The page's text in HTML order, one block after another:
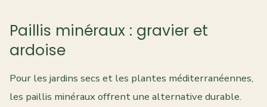
Paillis minéraux : gravier et
ardoise
Pour les jardins secs et les plantes méditerranéennes,
les paillis minéraux offrent une alternative durable.